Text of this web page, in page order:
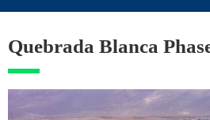
Quebrada Blanca